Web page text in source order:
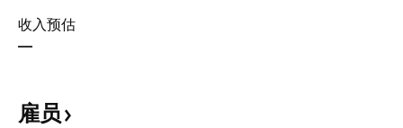
收入预估
—
雇员